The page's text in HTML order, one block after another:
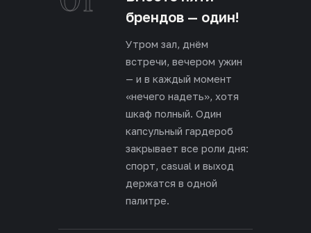
брендов — один!
Утром зал, днём
встречи, вечером ужин
— и в каждый момент
«нечего надеть», хотя
шкаф полный. Один
капсульный гардероб
закрывает все роли дня:
спорт, casual и выход
держатся в одной
палитре.